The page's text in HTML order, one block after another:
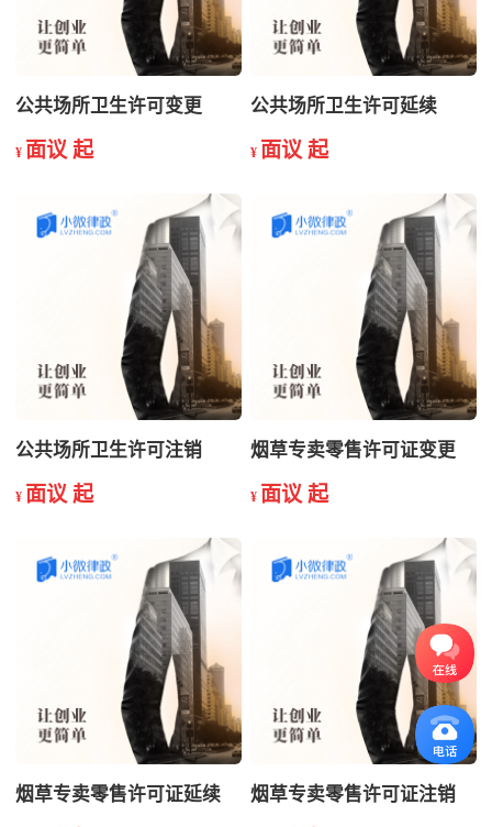
公共场所卫生许可变更
¥ 面议 起
公共场所卫生许可延续
¥ 面议 起
公共场所卫生许可注销
¥ 面议 起
烟草专卖零售许可证变更
¥ 面议 起
烟草专卖零售许可证延续 烟草专卖零售许可证注销